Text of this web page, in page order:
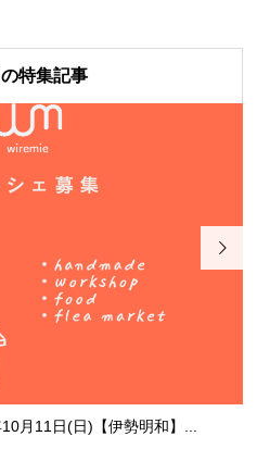
特集記事
月11日(日)【伊勢明和】...
